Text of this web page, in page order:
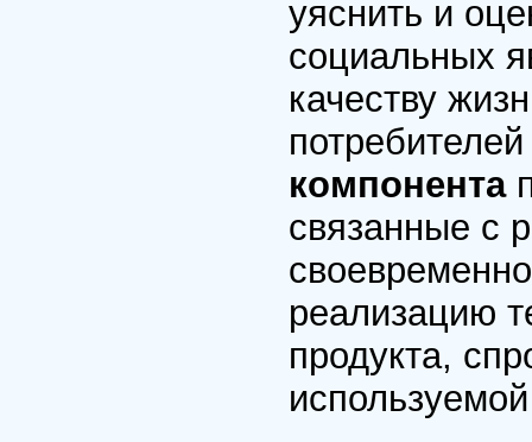
уяснить и
социальных
качеству
компонента
связанные с
реализацию
продукта,